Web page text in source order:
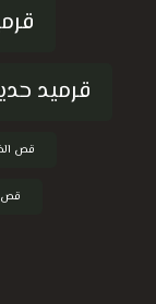
قرميد
قص
قص